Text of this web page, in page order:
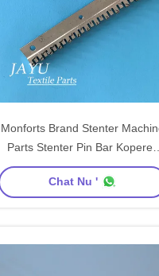
Monforts Brand Stenter
Parts Stenter Pin Bar Koperen
Plaat Carbon Steel Materiaal
Naald
Chat Nu '